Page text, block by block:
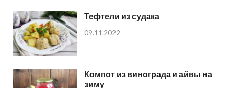
Тефтели из судака
09.11.2022
Компот из винограда и айвы на
зиму